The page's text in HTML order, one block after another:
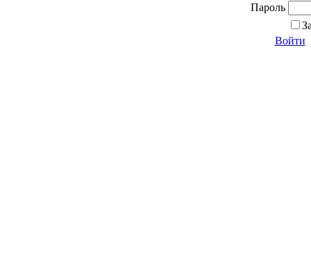
Пароль
Войти